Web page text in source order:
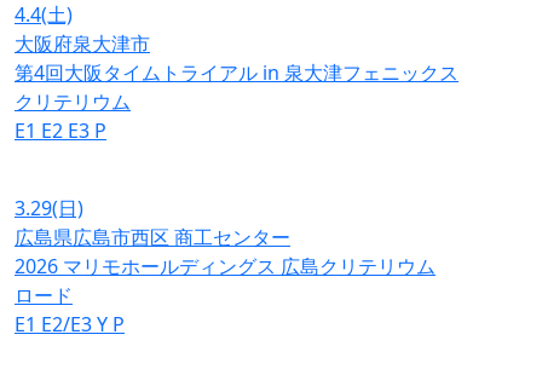
4.4(土)
大阪府泉大津市
第4回大阪タイムトライアル in 泉大津フェニックス
クリテリウム
E1 E2 E3 P
3.29(日)
広島県広島市西区 商工センター
2026 マリモホールディングス 広島クリテリウム
ロード
E1 E2/E3Y P